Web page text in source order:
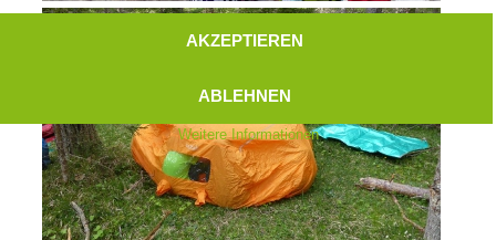
AKZEPTIEREN
ABLEHNEN
Weitere Informationen